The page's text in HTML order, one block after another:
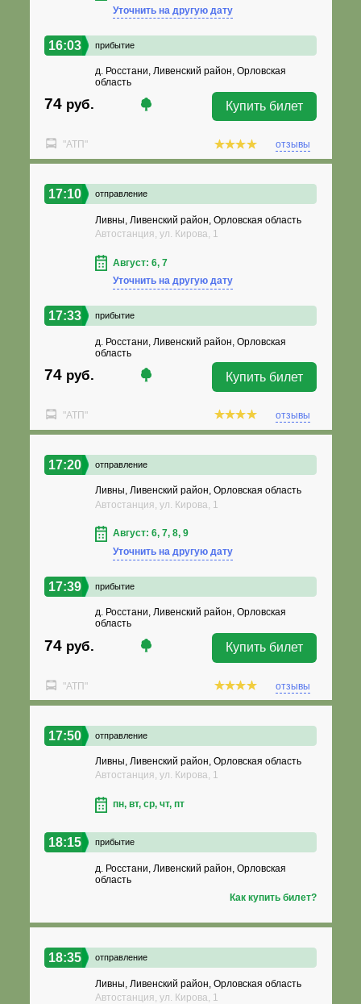
Уточнить на другую дату
16:03 прибытие
д. Росстани, Ливенский район, Орловская
область
74 руб. Купить билет
"АТП" отзывы
17:10 отправление
Ливны, Ливенский район, Орловская область
Автостанция, ул. Кирова, 1
Август: 6, 7
Уточнить на другую дату
17:33 прибытие
д. Росстани, Ливенский район, Орловская
область
74 руб. Купить билет
"АТП" отзывы
17:20 отправление
Ливны, Ливенский район, Орловская область
Автостанция, ул. Кирова, 1
Август: 6, 7, 8, 9
Уточнить на другую дату
17:39 прибытие
д. Росстани, Ливенский район, Орловская
область
74 руб. Купить билет
"АТП" отзывы
17:50 отправление
Ливны, Ливенский район, Орловская область
Автостанция, ул. Кирова, 1
пн, вт, ср, чт, пт
18:15 прибытие
д. Росстани, Ливенский район, Орловская
область
Как купить билет?
18:35 отправление
Ливны, Ливенский район, Орловская область
Автостанция, ул. Кирова, 1